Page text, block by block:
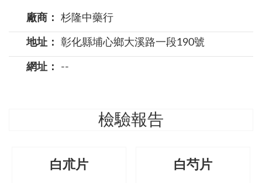
廠商： 杉隆中藥行
地址： 彰化縣埔心鄉大溪路一段190號
網址： --
檢驗報告
白朮片 白芍片